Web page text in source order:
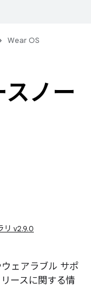
Wear OS
ノー
リ v2.9.0
ェアラブル サポ
ースに関する情